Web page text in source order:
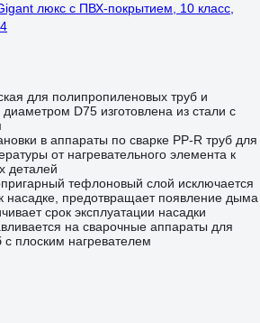
люкс с ПВХ-покрытием, 10 класс,
для полипропиленовых труб и
D75 изготовлена из стали с
в аппараты по сварке PP-R труб для
от нагревательного элемента к
деталей
тефлоновый слой исключается
насадке, предотвращает появление дыма
срок эксплуатации насадки
на сварочные аппараты для
плоским нагревателем